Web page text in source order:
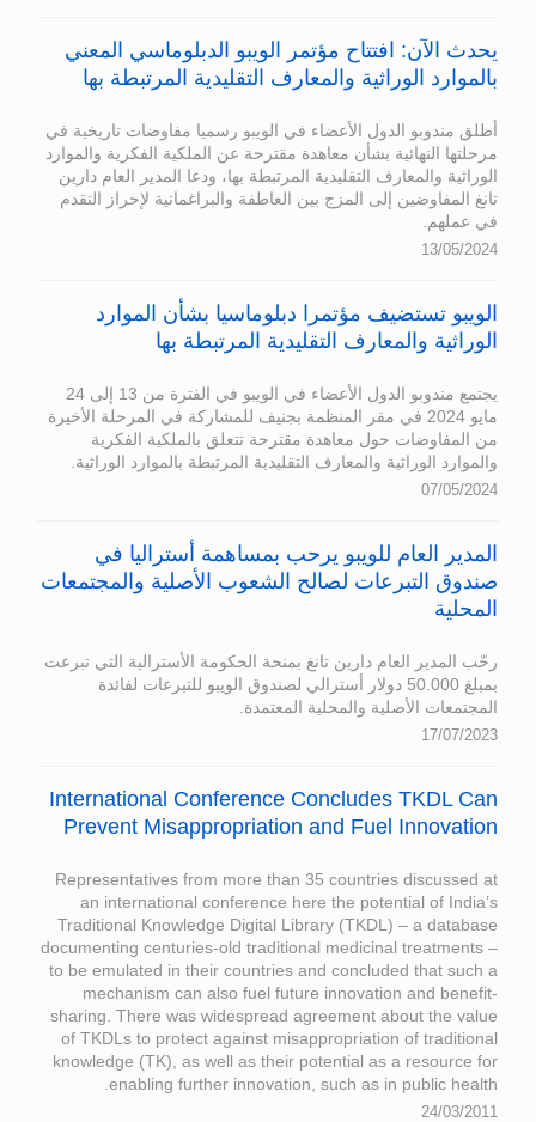
يحدث الآن: افتتاح مؤتمر الويبو الدبلوماسي المعني
بالموارد الوراثية والمعارف التقليدية المرتبطة بها
أطلق مندوبو الدول الأعضاء في الويبو رسميا مفاوضات تاريخية في
مرحلتها النهائية بشأن معاهدة مقترحة عن الملكية الفكرية والموارد
الوراثية والمعارف التقليدية المرتبطة بها، ودعا المدير العام دارين
تانغ المفاوضين إلى المزج بين العاطفة والبراغماتية لإحراز التقدم
في عملهم.
13/05/2024
الويبو تستضيف مؤتمرا دبلوماسيا بشأن الموارد
الوراثية والمعارف التقليدية المرتبطة بها
يجتمع مندوبو الدول الأعضاء في الويبو في الفترة من 13 إلى 24
مايو 2024 في مقر المنظمة بجنيف للمشاركة في المرحلة الأخيرة
من المفاوضات حول معاهدة مقترحة تتعلق بالملكية الفكرية
والموارد الوراثية والمعارف التقليدية المرتبطة بالموارد الوراثية.
07/05/2024
المدير العام للويبو يرحب بمساهمة أستراليا في
صندوق التبرعات لصالح الشعوب الأصلية والمجتمعات
المحلية
رحّب المدير العام دارين تانغ بمنحة الحكومة الأسترالية التي تبرعت
بمبلغ 50.000 دولار أسترالي لصندوق الويبو للتبرعات لفائدة
المجتمعات الأصلية والمحلية المعتمدة.
17/07/2023
International Conference Concludes TKDL Can
Prevent Misappropriation and Fuel Innovation
Representatives from more than 35 countries discussed at
an international conference here the potential of India’s
Traditional Knowledge Digital Library (TKDL) – a database
documenting centuries-old traditional medicinal treatments –
to be emulated in their countries and concluded that such a
mechanism can also fuel future innovation and benefit-
sharing. There was widespread agreement about the value
of TKDLs to protect against misappropriation of traditional
knowledge (TK), as well as their potential as a resource for
enabling further innovation, such as in public health.
24/03/2011